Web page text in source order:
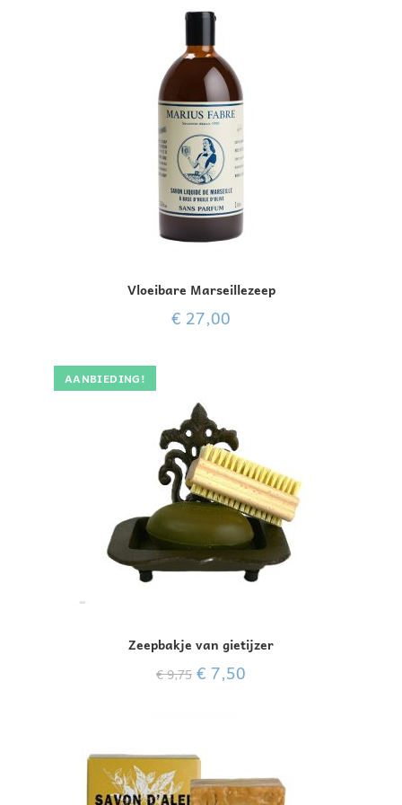
Vloeibare Marseillezeep
€ 27,00
AANBIEDING!
Zeepbakje van gietijzer
€9,75 € 7,50